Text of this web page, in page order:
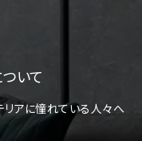
いて
リアに憧れている人々へ